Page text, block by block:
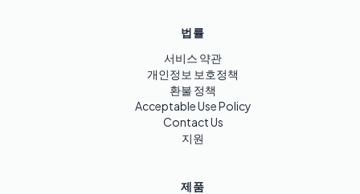
법률
서비스 약관
개인정보 보호정책
환불 정책
Acceptable Use Policy
Contact Us
지원
제품